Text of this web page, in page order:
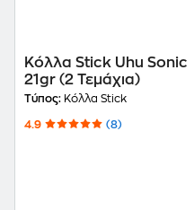
Κόλλα Stick Uhu Sonic
21gr (2 Τεμάχια)
Τύπος: Κόλλα Stick
4.9 (8)